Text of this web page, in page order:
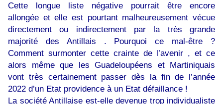
Cette longue liste négative pourrait être encore
allongée et elle est pourtant malheureusement vécue
directement ou indirectement par la très grande
majorité des Antillais . Pourquoi ce mal-être ?
Comment surmonter cette crainte de l’avenir , et ce
alors même que les Guadeloupéens et Martiniquais
vont très certainement passer dès la fin de l’année
2022 d’un Etat providence à un Etat défaillance !
La société Antillaise est-elle devenue trop individualiste